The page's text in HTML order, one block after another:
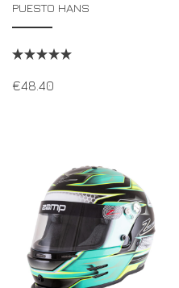
PUESTO HANS
€48.40